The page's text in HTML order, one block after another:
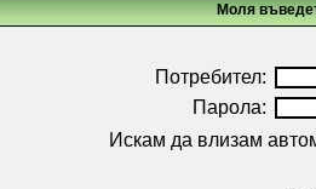
Моля
Потребител:
Парола:
Искам да влизам